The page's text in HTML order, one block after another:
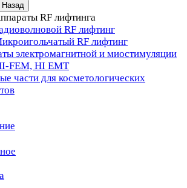
Назад
RF лифтинга
RF лифтинг
RF лифтинг
электромагнитной и миостимуляции
FEM, HI EMT
части для косметологических